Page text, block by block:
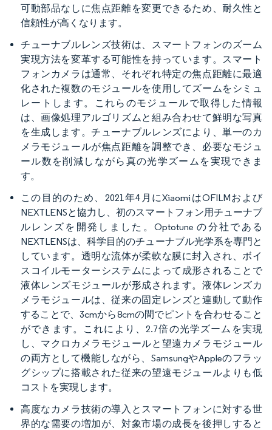
可動部品なしに焦点距離を変更できるため、耐久性と
信頼性が高くなります。
チューナブルレンズ技術は、スマートフォンのズーム
実現方法を変革する可能性を持っています。スマート
フォンカメラは通常、それぞれ特定の焦点距離に最適
化された複数のモジュールを使用してズームをシミュ
レートします。これらのモジュールで取得した情報
は、画像処理アルゴリズムと組み合わせて鮮明な写真
を生成します。チューナブルレンズにより、単一のカ
メラモジュールが焦点距離を調整でき、必要なモジュ
ール数を削減しながら真の光学ズームを実現できま
す。
この目的のため、2021年4月にXiaomiはOFILMおよび
NEXTLENSと協力し、初のスマートフォン用チューナブ
ルレンズを開発しました。Optotune の分社である
NEXTLENSは、科学目的のチューナブル光学系を専門と
しています。透明な流体が柔軟な膜に封入され、ボイ
スコイルモーターシステムによって成形されることで
液体レンズモジュールが形成されます。液体レンズカ
メラモジュールは、従来の固定レンズと連動して動作
することで、3cmから8cmの間でピントを合わせること
ができます。これにより、2.7倍の光学ズームを実現
し、マクロカメラモジュールと望遠カメラモジュール
の両方として機能しながら、SamsungやAppleのフラッ
グシップに搭載された従来の望遠モジュールよりも低
コストを実現します。
高度なカメラ技術の導入とスマートフォンに対する世
界的な需要の増加が、対象市場の成長を後押しすると